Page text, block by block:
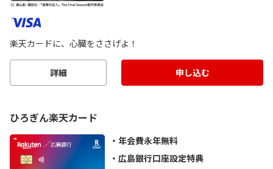
楽天カードに、心臓をささげよ！
詳細 申し込む
ひろぎん楽天カード
年会費永年無料
広島銀行口座設定特典